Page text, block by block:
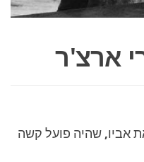
ארצ'ר
אביו, שהיה פועל קשה